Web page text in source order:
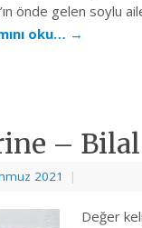
önde gelen soylu
oku… →
– Bilal
2021 |
Değer